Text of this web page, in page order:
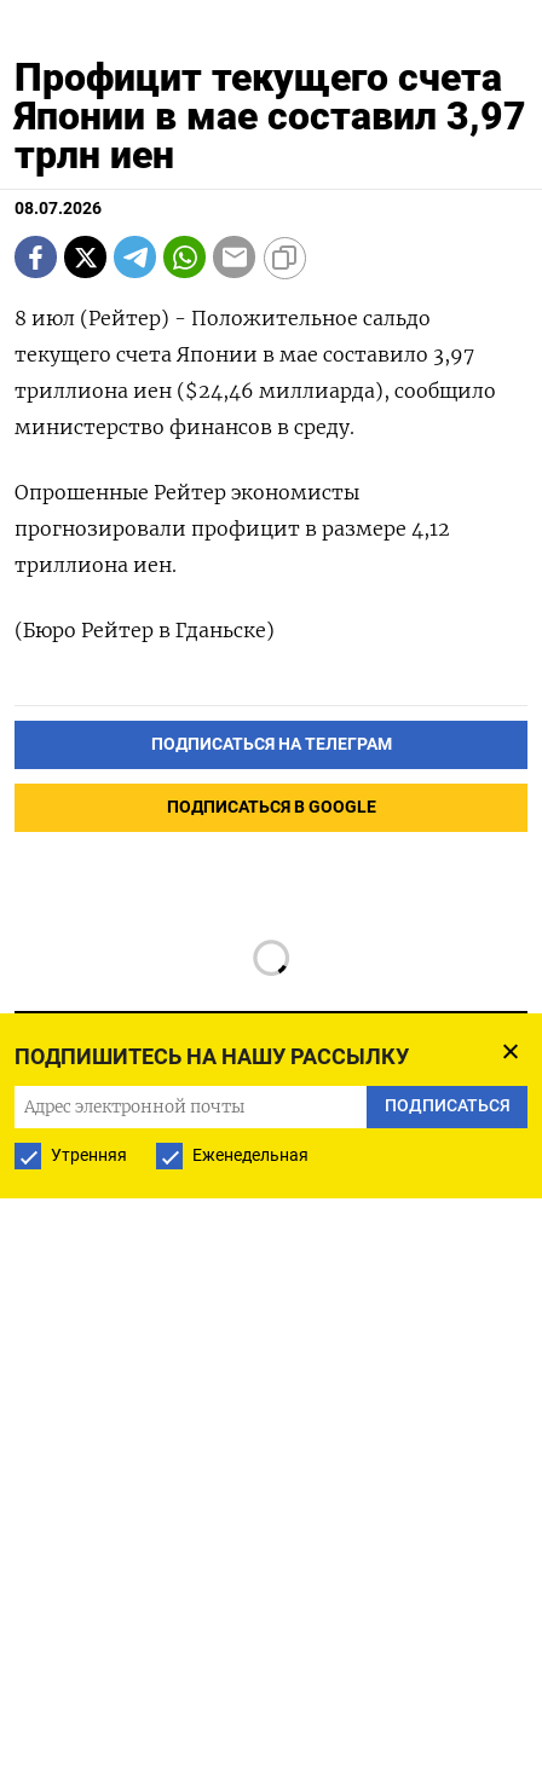
ПОДПИШИТЕСЬ НА НАШУ РАССЫЛКУ
ПОДПИСАТЬСЯ
Утренняя Еженедельная
Профицит текущего счета
Японии в мае составил 3,97
трлн иен
08.07.2026
8 июл (Рейтер) - ‌Положительное ​сальдо ​
текущего счета ​Японии в ⁠мае ‌составило ‌3,97 ​
триллиона ‌иен ($24,46 ​миллиарда), ‌сообщило
министерство финансов ​в ​среду.
Опрошенные ‌Рейтер ​экономисты
прогнозировали профицит в размере ​4,12
⁠триллиона ‌иен.
(Бюро ‌Рейтер ​в ‌Гданьске)
ПОДПИСАТЬСЯ НА ТЕЛЕГРАМ
ПОДПИСАТЬСЯ В GOOGLE
РУССКАЯ СЛУЖБА
ПОДПИШИТЕСЬ НА НАШУ РАССЫЛКУ